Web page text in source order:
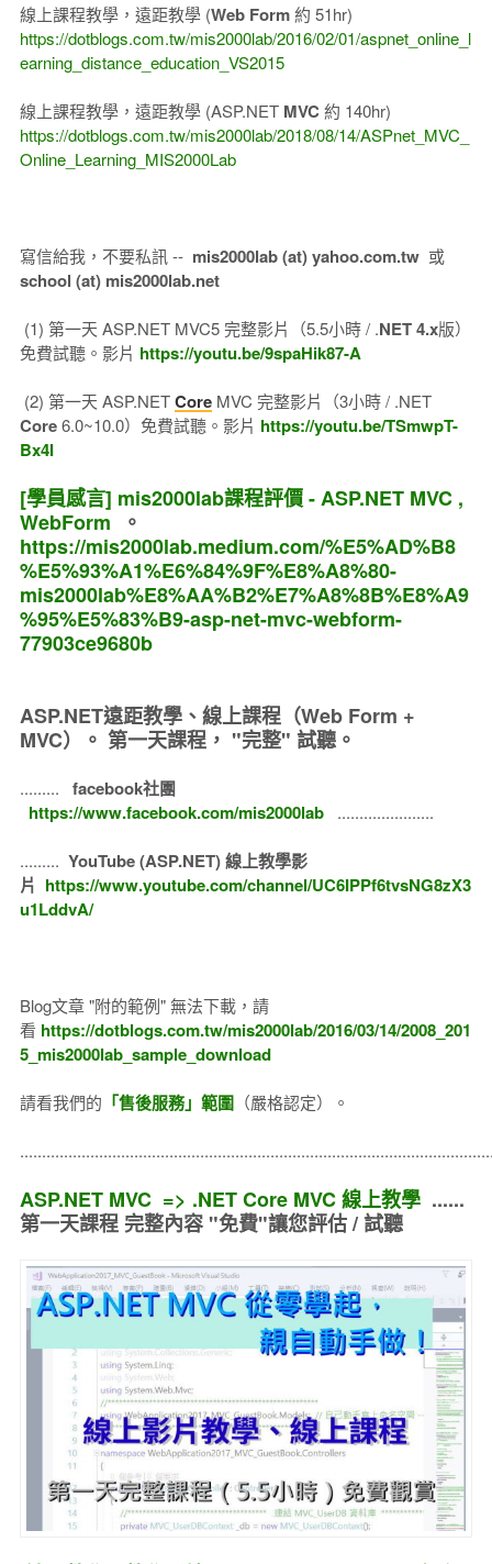
線上課程教學，遠距教學 (Web Form約 51hr)
https://dotblogs.com.tw/mis2000lab/2016/02/01/aspnet_online_l
earning_distance_education_VS2015
線上課程教學，遠距教學 (ASP.NET MVC 約 140hr)
https://dotblogs.com.tw/mis2000lab/2018/08/14/ASPnet_MVC_
Online_Learning_MIS2000Lab
寫信給我，不要私訊 -- mis2000lab (at) yahoo.com.tw或
school (at) mis2000lab.net
(1) 第一天 ASP.NET MVC5 完整影片（5.5小時 / .NET 4.x版）
免費試聽。影片 https://youtu.be/9spaHik87-A
(2) 第一天 ASP.NETCoreMVC 完整影片（3小時 / .NET
Core6.0~10.0）免費試聽。影片 https://youtu.be/TSmwpT-
Bx4I
[學員感言] mis2000lab課程評價 - ASP.NET MVC ,
WebForm 。
https://mis2000lab.medium.com/%E5%AD%B8
%E5%93%A1%E6%84%9F%E8%A8%80-
mis2000lab%E8%AA%B2%E7%A8%8B%E8%A9
%95%E5%83%B9-asp-net-mvc-webform-
77903ce9680b
ASP.NET遠距教學、線上課程（Web Form +
MVC）。 第一天課程， "完整" 試聽。
.........
facebook社團
https://www.facebook.com/mis2000lab
......................
......... YouTube (ASP.NET) 線上教學影
片 https://www.youtube.com/channel/UC6IPPf6tvsNG8zX3
u1LddvA/
Blog文章 "附的範例" 無法下載，請
看 https://dotblogs.com.tw/mis2000lab/2016/03/14/2008_201
5_mis2000lab_sample_download
請看我們的 「售後服務」範圍（嚴格認定）。
ASP.NET MVC => .NET Core MVC 線上教學......
第一天課程 完整內容 "免費"讓您評估 / 試聽